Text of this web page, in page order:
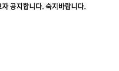
공지합니다. 숙지바랍니다.